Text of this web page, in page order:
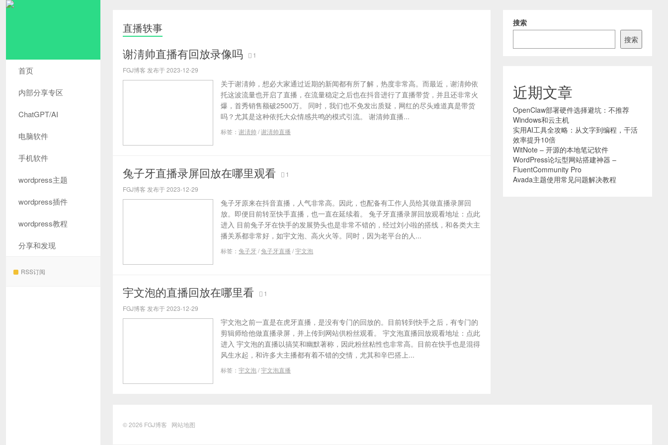
首页
内部分享专区
ChatGPT/AI
电脑软件
手机软件
wordpress主题
wordpress插件
wordpress教程
分享和发现
RSS订阅
直播轶事
谢淸帅直播有回放录像吗
1
FGJ博客 发布于 2023-12-29
关于谢淸帅，想必大家通过近期的新闻都有所了解，热度非常高。而最近，谢淸帅依
托这波流量也开启了直播，在流量稳定之后也在抖音进行了直播带货，并且还非常火
爆，首秀销售额破2500万。 同时，我们也不免发出质疑，网红的尽头难道真是带货
吗？尤其是这种依托大众情感共鸣的模式引流。 谢清帅直播...
标签：谢淸帅 /谢淸帅直播
兔子牙直播录屏回放在哪里观看
1
FGJ博客 发布于 2023-12-29
兔子牙原来在抖音直播，人气非常高。因此，也配备有工作人员给其做直播录屏回
放。即便目前转至快手直播，也一直在延续着。 兔子牙直播录屏回放观看地址：点此
进入 目前兔子牙在快手的发展势头也是非常不错的，经过刘小啦的搭线，和各类大主
播关系都非常好，如宇文泡、高火火等。同时，因为老平台的人...
标签：兔子牙/兔子牙直播 /宇文泡
宇文泡的直播回放在哪里看
1
FGJ博客 发布于 2023-12-29
宇文泡之前一直是在虎牙直播，是没有专门的回放的。目前转到快手之后，有专门的
剪辑师给他做直播录屏，并上传到网站供粉丝观看。 宇文泡直播回放观看地址：点此
进入 宇文泡的直播以搞笑和幽默著称，因此粉丝粘性也非常高。目前在快手也是混得
风生水起，和许多大主播都有着不错的交情，尤其和辛巴搭上...
标签：宇文泡/宇文泡直播
搜索
搜索
近期文章
OpenClaw部署硬件选择避坑：不推荐
Windows和云主机
实用AI工具全攻略：从文字到编程，干活
效率提升10倍
WitNote – 开源的本地笔记软件
WordPress论坛型网站搭建神器 –
FluentCommunity Pro
Avada主题使用常见问题解决教程
© 2026 FGJ博客 网站地图